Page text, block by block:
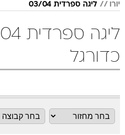
יורו ליגה ספרדית 03/04
כדורגל